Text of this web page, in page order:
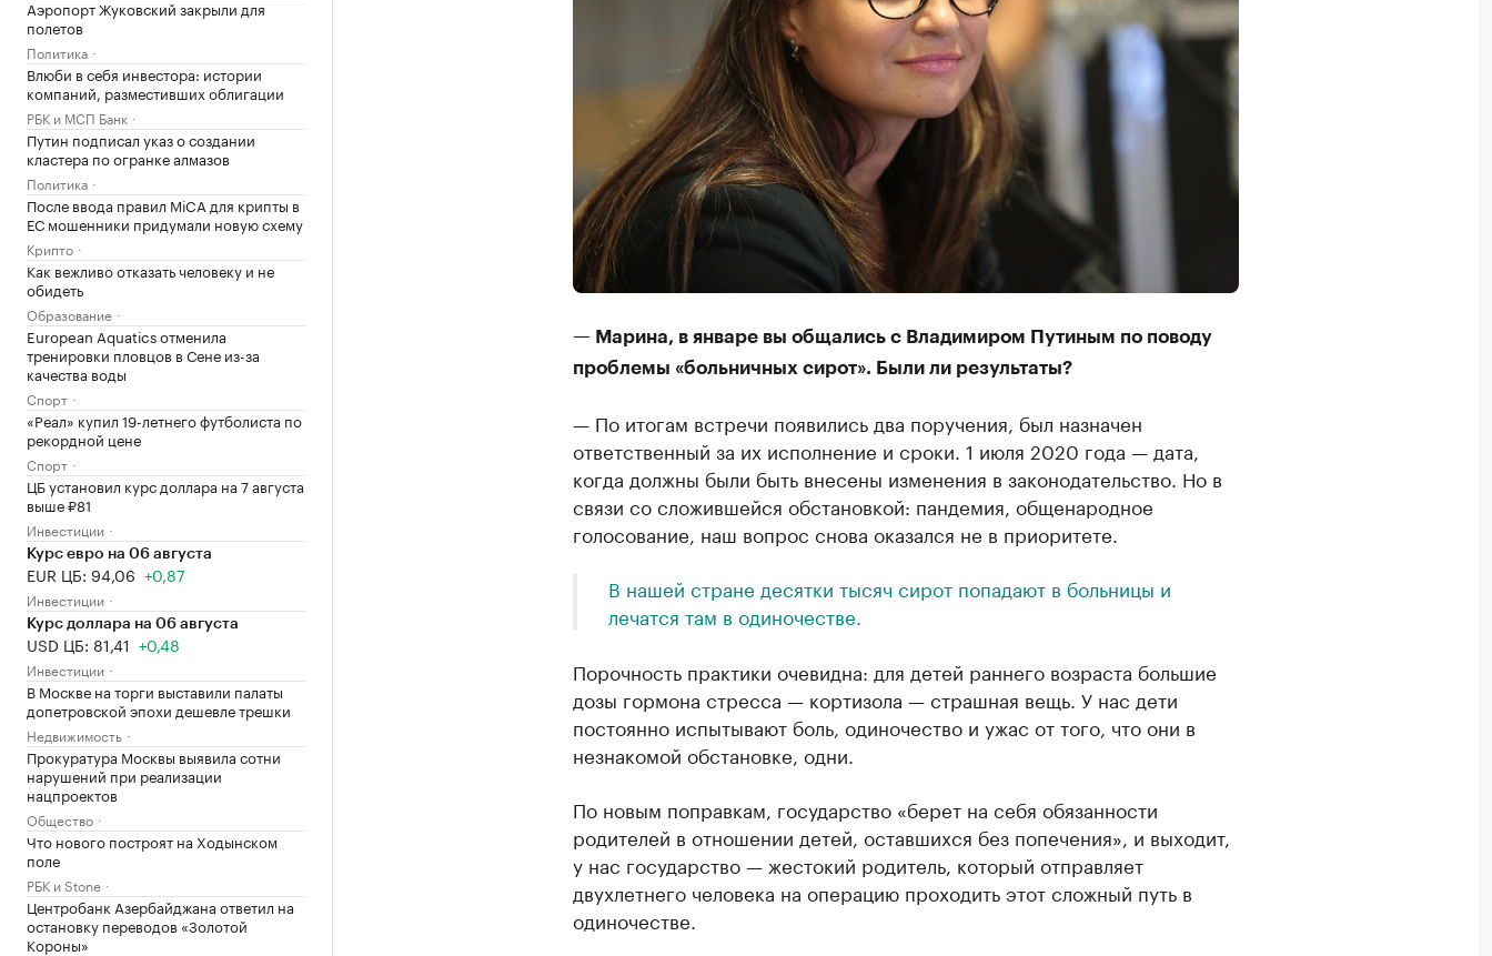
Аэропорт Жуковский закрыли для
полетов
Политика
Влюби в себя инвестора: истории
компаний, разместивших облигации
РБК и МСП Банк
Путин подписал указ о создании
кластера по огранке алмазов
Политика
После ввода правил MiCA для крипты в
ЕС мошенники придумали новую схему
Крипто
Как вежливо отказать человеку и не
обидеть
Образование
European Aquatics отменила
тренировки пловцов в Сене из-за
качества воды
Спорт
«Реал» купил 19-летнего футболиста по
рекордной цене
Спорт
ЦБ установил курс доллара на 7 августа
выше ₽81
Инвестиции
Курс евро на 06 августа
EUR ЦБ: 94,06 +0,87
Инвестиции
Курс доллара на 06 августа
USD ЦБ: 81,41 +0,48
Инвестиции
В Москве на торги выставили палаты
допетровской эпохи дешевле трешки
Недвижимость
Прокуратура Москвы выявила сотни
нарушений при реализации
нацпроектов
Общество
Что нового построят на Ходынском
поле
РБК и Stone
Центробанк Азербайджана ответил на
остановку переводов «Золотой
Короны»
— Марина, в январе вы общались с Владимиром Путиным по поводу
проблемы «больничных сирот». Были ли результаты?
— По итогам встречи появились два поручения, был назначен
ответственный за их исполнение и сроки. 1 июля 2020 года — дата,
когда должны были быть внесены изменения в законодательство. Но в
связи со сложившейся обстановкой: пандемия, общенародное
голосование, наш вопрос снова оказался не в приоритете.
В нашей стране десятки тысяч сирот попадают в больницы и
лечатся там в одиночестве.
Порочность практики очевидна: для детей раннего возраста большие
дозы гормона стресса — кортизола — страшная вещь. У нас дети
постоянно испытывают боль, одиночество и ужас от того, что они в
незнакомой обстановке, одни.
По новым поправкам, государство «берет на себя обязанности
родителей в отношении детей, оставшихся без попечения», и выходит,
у нас государство — жестокий родитель, который отправляет
двухлетнего человека на операцию проходить этот сложный путь в
одиночестве.